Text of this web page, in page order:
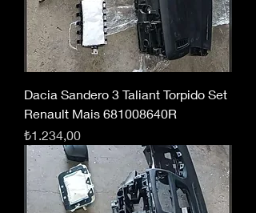
Dacia Sandero 3 Taliant Torpido Set
Renault Mais 681008640R
Fiyat
₺1.234,00